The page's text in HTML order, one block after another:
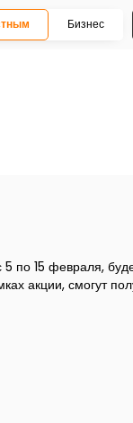
Бизнес
по 15 февраля,
акции, смогут